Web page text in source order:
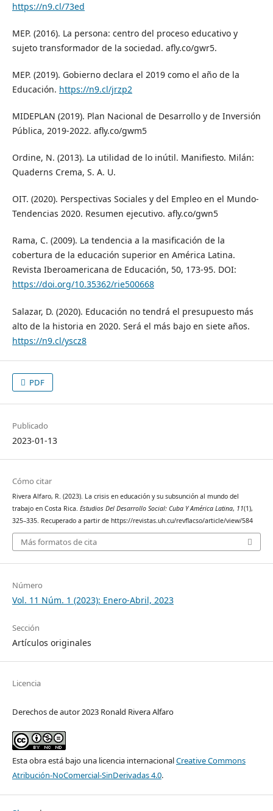
https://n9.cl/73ed
MEP. (2016). La persona: centro del proceso educativo y
sujeto transformador de la sociedad. afly.co/gwr5.
MEP. (2019). Gobierno declara el 2019 como el año de la
Educación. https://n9.cl/jrzp2
MIDEPLAN (2019). Plan Nacional de Desarrollo y de Inversión
Pública, 2019-2022. afly.co/gwm5
Ordine, N. (2013). La utilidad de lo inútil. Manifiesto. Milán:
Quaderns Crema, S. A. U.
OIT. (2020). Perspectivas Sociales y del Empleo en el Mundo-
Tendencias 2020. Resumen ejecutivo. afly.co/gwn5
Rama, C. (2009). La tendencia a la masificación de la
cobertura de la educación superior en América Latina.
Revista Iberoamericana de Educación, 50, 173-95. DOI:
https://doi.org/10.35362/rie500668
Salazar, D. (2020). Educación no tendrá el presupuesto más
alto de la historia en 2020. Será el más bajo en siete años.
https://n9.cl/yscz8
PDF
Publicado
2023-01-13
Cómo citar
Rivera Alfaro, R. (2023). La crisis en educación y su subsunción al mundo del
trabajo en Costa Rica. Estudios Del Desarrollo Social: Cuba Y América Latina, 11(1),
325–335. Recuperado a partir de https://revistas.uh.cu/revflacso/article/view/584
Más formatos de cita
Número
Vol. 11 Núm. 1 (2023): Enero-Abril, 2023
Sección
Artículos originales
Licencia
Derechos de autor 2023 Ronald Rivera Alfaro
Esta obra está bajo una licencia internacionalCreative Commons
Atribución-NoComercial-SinDerivadas 4.0.